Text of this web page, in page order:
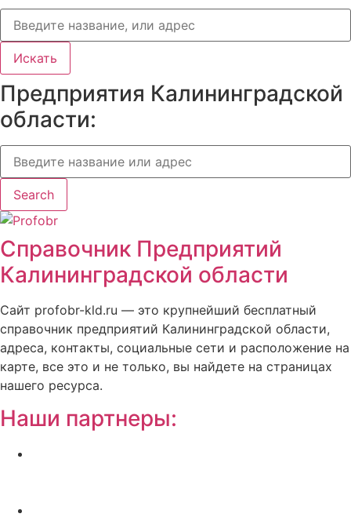
Искать
Предприятия Калининградской
области:
Search
Справочник Предприятий
Калининградской области
Сайт profobr-kld.ru — это крупнейший бесплатный
справочник предприятий Калининградской области,
адреса, контакты, социальные сети и расположение на
карте, все это и не только, вы найдете на страницах
нашего ресурса.
Наши партнеры: